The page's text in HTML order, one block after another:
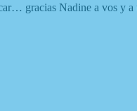
gracias Nadine a vos y